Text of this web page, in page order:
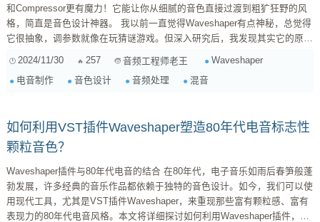
和Compressor更有魔力！它能让你从细腻的音色直接过渡到粗犷狂野的风
格，简直是音色设计神器。 我以前一直觉得Waveshaper有点神秘，总觉得
它很抽象，调参数就像在玩猜谜游戏。但深入研究后，我发现其实它的原理
一下，你有一块橡皮泥，你可以把它捏成各种形状，圆的、方的、扁的…
Waveshaper就相当于这双手，它可以将你的音频波形揉捏成你想要的形
2024/11/30 257 音频工程师老王
Waveshaper
电音制作
音色设计 音频处理 混音
如何利用VST插件Waveshaper塑造80年代电音标志性
颗粒音色？
Waveshaper插件与80年代电音的结合 在80年代，电子音乐如雨后春笋般蓬
勃发展，许多经典的音乐作品都依赖于独特的音色设计。如今，我们可以使
用现代工具，尤其是VST插件Waveshaper，来重现那些富有颗粒感、富有
表现力的80年代电音风格。本文将详细探讨如何利用Waveshaper插件，从